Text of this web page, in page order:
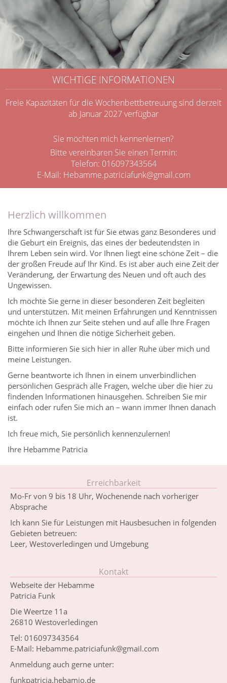
WICHTIGE INFORMATIONEN
Freie Kapazitäten für die Wochenbettbetreuung sind derzeit
ab Januar 2027 verfügbar
Sie möchten mich kennenlernen?
Bitte vereinbaren Sie einen Termin:
Telefon: 016097343564
E-Mail: Hebamme.patriciafunk@gmail.com
Herzlich willkommen
Ihre Schwangerschaft ist für Sie etwas ganz Besonderes und
die Geburt ein Ereignis, das eines der bedeutendsten in
Ihrem Leben sein wird. Vor Ihnen liegt eine schöne Zeit – die
der großen Freude auf Ihr Kind. Es ist aber auch eine Zeit der
Veränderung, der Erwartung des Neuen und oft auch des
Ungewissen.
Ich möchte Sie gerne in dieser besonderen Zeit begleiten
und unterstützen. Mit meinen Erfahrungen und Kenntnissen
möchte ich Ihnen zur Seite stehen und auf alle Ihre Fragen
eingehen und Ihnen die nötige Sicherheit geben.
Bitte informieren Sie sich hier in aller Ruhe über mich und
meine Leistungen.
Gerne beantworte ich Ihnen in einem unverbindlichen
persönlichen Gespräch alle Fragen, welche über die hier zu
findenden Informationen hinausgehen. Schreiben Sie mir
einfach oder rufen Sie mich an – wann immer Ihnen danach
ist.
Ich freue mich, Sie persönlich kennenzulernen!
Ihre Hebamme Patricia
Erreichbarkeit
Mo-Fr von 9 bis 18 Uhr, Wochenende nach vorheriger
Absprache
Ich kann Sie für Leistungen mit Hausbesuchen in folgenden
Gebieten betreuen:
Leer, Westoverledingen und Umgebung
Kontakt
Webseite der Hebamme
Patricia Funk
Die Weertze 11a
26810 Westoverledingen
Tel: 016097343564
E-Mail: Hebamme.patriciafunk@gmail.com
Anmeldung auch gerne unter:
funkpatricia.hebamio.de